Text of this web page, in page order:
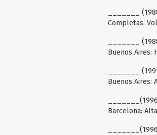
_______
Completas.
_______
Buenos Aires:
_______
Buenos Aires:
Barcelona: